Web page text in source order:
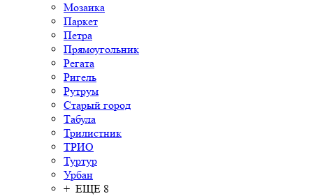
Мозаика
Паркет
Петра
Прямоугольник
Регата
Ригель
Рутрум
Старый город
Табула
Трилистник
ТРИО
Туртур
Урбан
+ ЕЩЕ 8